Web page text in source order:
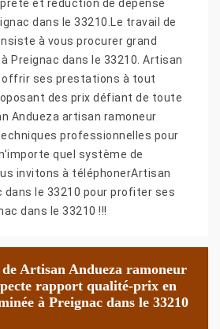
et réduction de dépense
dans le 33210.Le travail de
à vous procurer grand
Preignac dans le 33210. Artisan
offrir ses prestations à tout
des prix défiant de toute
Andueza artisan ramoneur
professionnelles pour
quel système de
invitons à téléphonerArtisan
dans le 33210 pour profiter ses
dans le 33210 !!!
de Artisan Andueza ramoneur
rapport qualité-prix en
à Preignac dans le 33210